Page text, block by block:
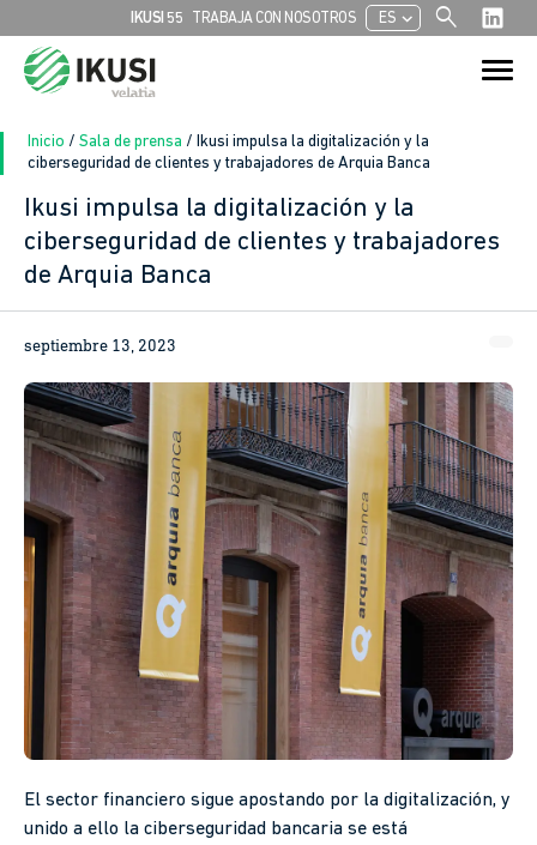
IKUSI 55 TRABAJA CON NOSOTROS ESchevron_left search
Buscar:
Botón de
Inicio / Sala de prensa / Ikusi impulsa la digitalización y la
ciberseguridad de clientes y trabajadores de Arquia Banca
Ikusi impulsa la digitalización y la
ciberseguridad de clientes y trabajadores
de Arquia Banca
septiembre 13, 2023
El sector financiero sigue apostando por la digitalización, y
unido a ello la ciberseguridad bancaria se está